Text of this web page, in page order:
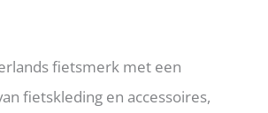
fietsmerk met een
fietskleding en accessoires,